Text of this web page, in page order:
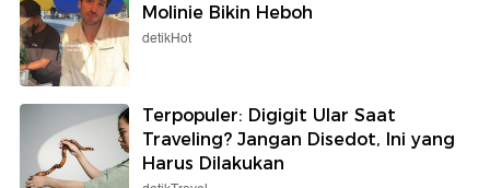
Molinie Bikin Heboh
detikHot
Terpopuler: Digigit Ular Saat
Traveling? Jangan Disedot, Ini yang
Harus Dilakukan